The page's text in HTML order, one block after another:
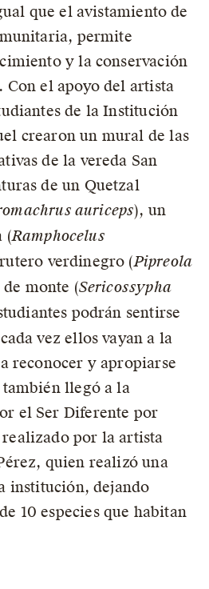
que el avistamiento de
permite
y la conservación
el apoyo del artista
de la Institución
crearon un mural de las
de la vereda San
de un Quetzal
auriceps), un
(Ramphocelus
verdinegro (Pipreola
monte (Sericossypha
podrán sentirse
vez ellos vayan a la
reconocer y apropiarse
llegó a la
el Ser Diferente por
por la artista
quien realizó una
institución, dejando
10 especies que habitan